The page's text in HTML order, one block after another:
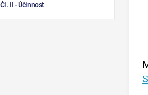
komunikacích, ve znění vyhlášky č.
Čl. II - Účinnost